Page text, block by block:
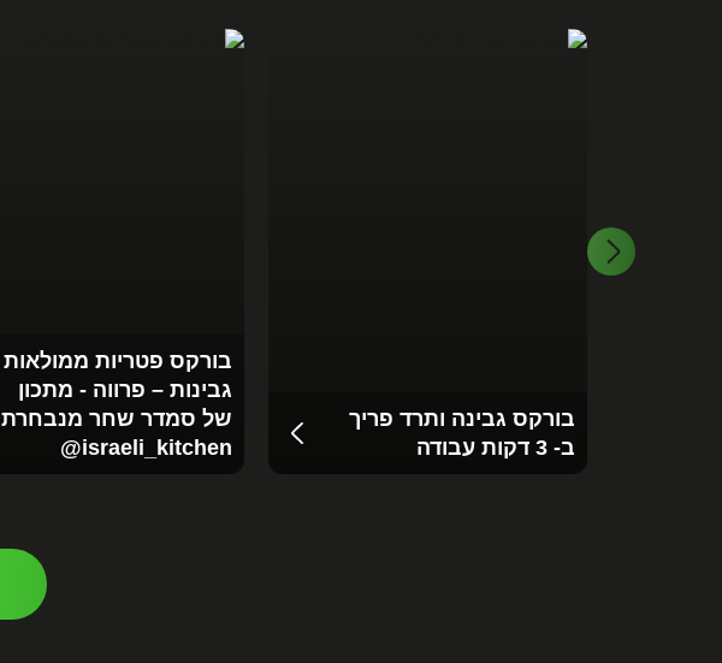
בורקס גבינה ותרד פריך
ב- 3 דקות עבודה
בורקס פטריות ממולאות
גבינות – פרווה - מתכון
של סמדר שחר מנבחרת
‪@israeli_kitchen‬